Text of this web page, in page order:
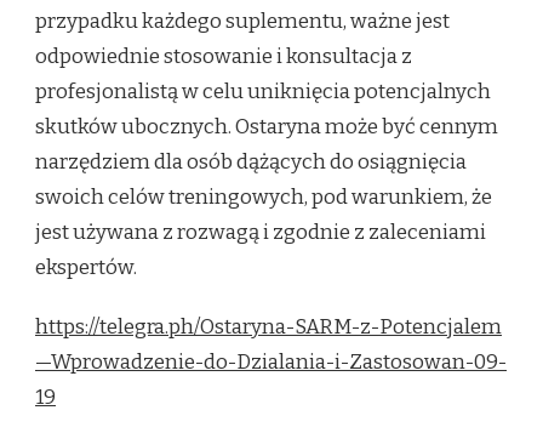
przypadku każdego suplementu, ważne jest
odpowiednie stosowanie i konsultacja z
profesjonalistą w celu uniknięcia potencjalnych
skutków ubocznych. Ostaryna może być cennym
narzędziem dla osób dążących do osiągnięcia
swoich celów treningowych, pod warunkiem, że
jest używana z rozwagą i zgodnie z zaleceniami
ekspertów.
https://telegra.ph/Ostaryna-SARM-z-Potencjalem
—Wprowadzenie-do-Dzialania-i-Zastosowan-09-
19